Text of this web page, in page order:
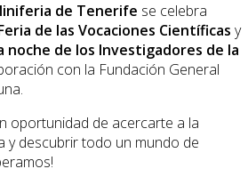
de Tenerife se celebra
de las Vocaciones Científicas y
noche de los Investigadores de la
con la Fundación General
oportunidad de acercarte a la
y descubrir todo un mundo de